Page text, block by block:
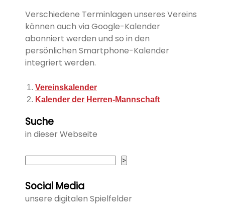
Verschiedene Terminlagen unseres Vereins
können auch via Google-Kalender
abonniert werden und so in den
persönlichen Smartphone-Kalender
integriert werden.
Vereinskalender
Kalender der Herren-Mannschaft
Suche
in dieser Webseite
>
Social Media
unsere digitalen Spielfelder